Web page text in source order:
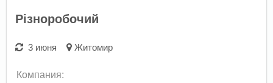
Різноробочий
3 июня Житомир
Компания: